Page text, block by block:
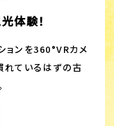
体験！
ョンを360°VRカメ
れているはずの古